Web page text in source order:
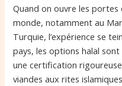
Quand on ouvre les portes
monde, notamment au
Turquie, l’expérience se
pays, les options halal
une certification
viandes aux rites